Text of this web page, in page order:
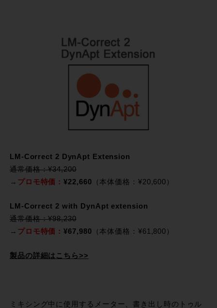
LM-Correct 2 DynApt Extension
通常価格：¥34,200
→ プロモ特価：¥22,660 （本体価格：¥20,600）
LM-Correct 2 with DynApt extension
通常価格：¥98,230
→ プロモ特価：¥67,980 （本体価格：¥61,800）
製品の詳細はこちら>>
ミキシング中に使用するメーター、書き出し時のトゥル